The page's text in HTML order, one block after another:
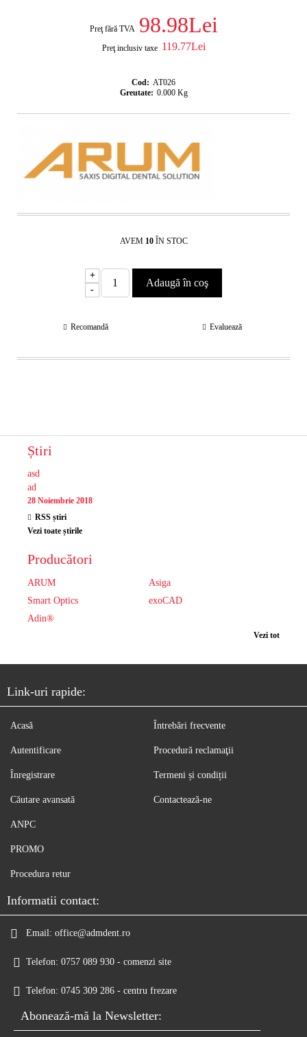
Preţ fără TVA 98.98Lei
Preţ inclusiv taxe 119.77Lei
Cod: AT026
Greutate: 0.000 Kg
AVEM 10 ÎN STOC
+
-
Recomandă Evaluează
Știri
asd
ad
28 Noiembrie 2018
RSS știri
Vezi toate știrile
Producători
ARUM
Asiga
Smart Optics
exoCAD
Adin®
Vezi tot
Link-uri rapide:
Acasă
Autentificare
Înregistrare
Căutare avansată
Întrebări frecvente
Procedură reclamaţii
Termeni și condiții
Contactează-ne
ANPC
PROMO
Procedura retur
Informatii contact:
Email: office@admdent.ro
Telefon: 0757 089 930 - comenzi site
Telefon: 0745 309 286 - centru frezare
Abonează-mă la Newsletter: